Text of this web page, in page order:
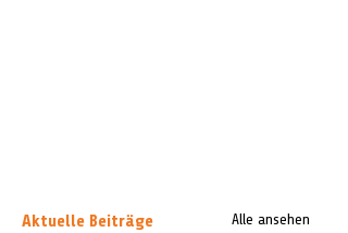
Aktuelle Beiträge Alle ansehen